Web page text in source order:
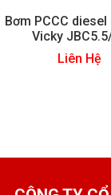
Bơm PCCC
Vicky
Liên Hệ